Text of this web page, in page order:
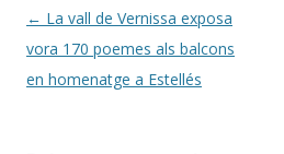
Navegació
per
les
← La vall de Vernissa exposa
vora 170 poemes als balcons
en homenatge a Estellés